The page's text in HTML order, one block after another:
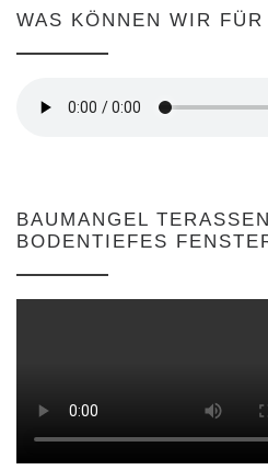
WAS KÖNNEN WIR
BAUMANGEL
BODENTIEFES